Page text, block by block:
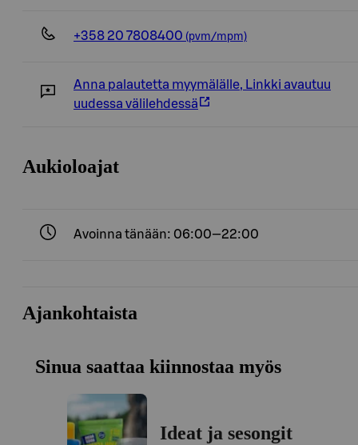
+358 20 7808400 (pvm/mpm)
Anna palautetta myymälälle, Linkki avautuu
uudessa välilehdessä
Aukioloajat
Avoinna tänään: 06:00—22:00
Ajankohtaista
Sinua saattaa kiinnostaa myös
Ideat ja sesongit